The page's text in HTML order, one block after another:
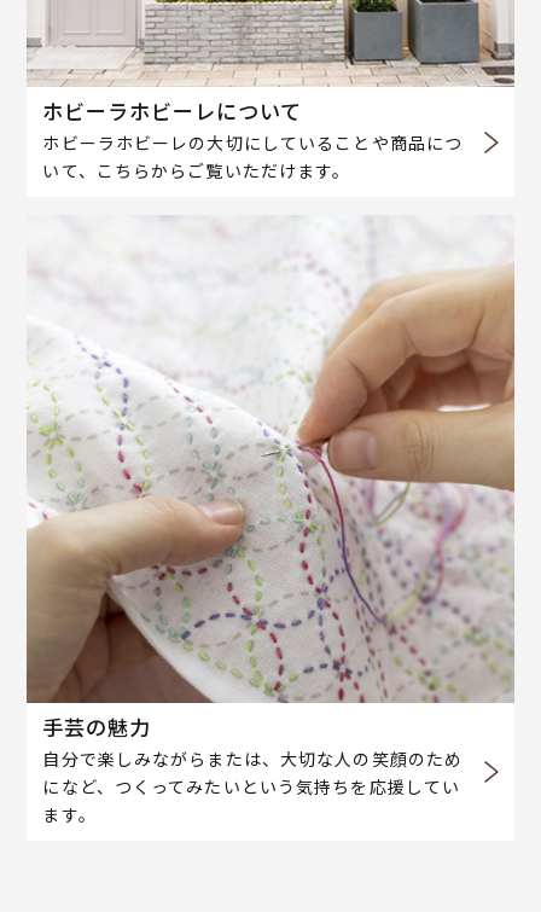
ホビーラホビーレについて
ホビーラホビーレの大切にしていることや商品につ
いて、こちらからご覧いただけます。
手芸の魅力
自分で楽しみながらまたは、大切な人の笑顔のため
になど、つくってみたいという気持ちを応援してい
ます。